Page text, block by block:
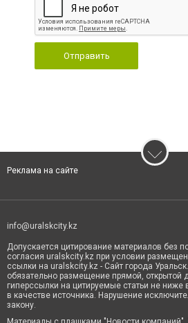
Отправить
Реклама на сайте
info@uralskcity.kz
Допускается цитирование материалов без
согласия uralskcity.kz при условии
ссылки на uralskcity.kz - Сайт города
обязательно размещение прямой, открытой
гиперссылки на цитируемые статьи не ниже
в качестве источника. Нарушение
закону.